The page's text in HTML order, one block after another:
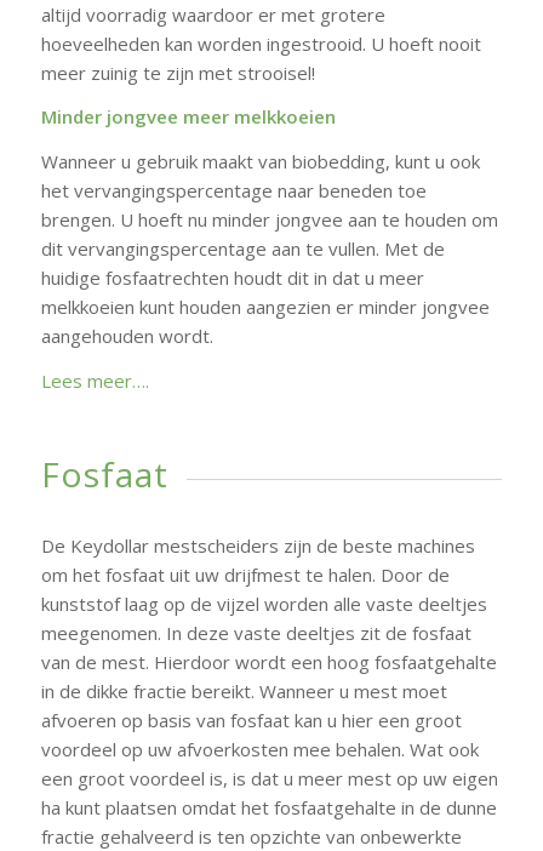
altijd voorradig waardoor er met grotere
hoeveelheden kan worden ingestrooid. U hoeft nooit
meer zuinig te zijn met strooisel!
Minder jongvee meer melkkoeien
Wanneer u gebruik maakt van biobedding, kunt u ook
het vervangingspercentage naar beneden toe
brengen. U hoeft nu minder jongvee aan te houden om
dit vervangingspercentage aan te vullen. Met de
huidige fosfaatrechten houdt dit in dat u meer
melkkoeien kunt houden aangezien er minder jongvee
aangehouden wordt.
Lees meer….
Fosfaat
De Keydollar mestscheiders zijn de beste machines
om het fosfaat uit uw drijfmest te halen. Door de
kunststof laag op de vijzel worden alle vaste deeltjes
meegenomen. In deze vaste deeltjes zit de fosfaat
van de mest. Hierdoor wordt een hoog fosfaatgehalte
in de dikke fractie bereikt. Wanneer u mest moet
afvoeren op basis van fosfaat kan u hier een groot
voordeel op uw afvoerkosten mee behalen. Wat ook
een groot voordeel is, is dat u meer mest op uw eigen
ha kunt plaatsen omdat het fosfaatgehalte in de dunne
fractie gehalveerd is ten opzichte van onbewerkte